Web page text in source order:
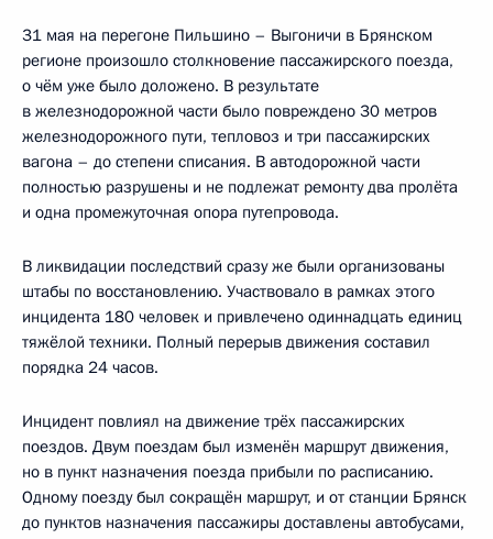
31 мая на перегоне Пильшино – Выгоничи в Брянском
регионе произошло столкновение пассажирского поезда,
о чём уже было доложено. В результате
в железнодорожной части было повреждено 30 метров
железнодорожного пути, тепловоз и три пассажирских
вагона – до степени списания. В автодорожной части
полностью разрушены и не подлежат ремонту два пролёта
и одна промежуточная опора путепровода.
В ликвидации последствий сразу же были организованы
штабы по восстановлению. Участвовало в рамках этого
инцидента 180 человек и привлечено одиннадцать единиц
тяжёлой техники. Полный перерыв движения составил
порядка 24 часов.
Инцидент повлиял на движение трёх пассажирских
поездов. Двум поездам был изменён маршрут движения,
но в пункт назначения поезда прибыли по расписанию.
Одному поезду был сокращён маршрут, и от станции Брянск
до пунктов назначения пассажиры доставлены автобусами,